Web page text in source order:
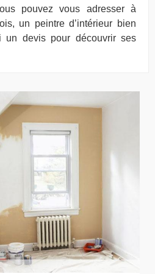
pouvez vous adresser à
un peintre d’intérieur bien
un devis pour découvrir ses